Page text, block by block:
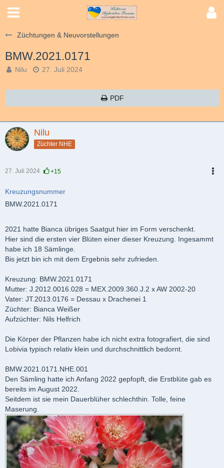
Züchtungen & Neuvorstellungen
BMW.2021.0171
Nilu 27. Juli 2024
PDF
Nilu
Züchter NHE
27. Juli 2024 +15
Kreuzungsnummer
BMW.2021.0171
2021 hatte Bianca übriges Saatgut hier im Form verschenkt.
Hier sind die ersten vier Blüten einer dieser Kreuzung. Ingesammt
habe ich 18 Sämlinge.
Bis jetzt bin ich mit dem Ergebnis sehr zufrieden.
Kreuzung: BMW.2021.0171
Mutter: J.2012.0016.028 = MEX.2009.360.J.2 x AW 2002-20
Vater: JT.2013.0176 = Dessau x Drachenei 1
Züchter: Bianca Weißer
Aufzüchter: Nils Helfrich
Die Körper der Pflanzen habe ich nicht extra fotografiert, die sind
Lobivia typisch relativ klein und durchschnittlich bedornt.
BMW.2021.0171.NHE.001
Den Sämling hatte ich Anfang 2022 gepfopft, die Erstblüte gab es
bereits im August 2022.
Seitdem ist sie mein Dauerblüher schlechthin. Tolle, feine
Maserung.